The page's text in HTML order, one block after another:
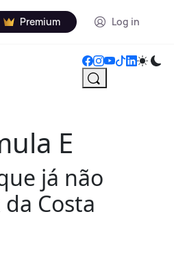
Premium Log in
E
já não
Costa